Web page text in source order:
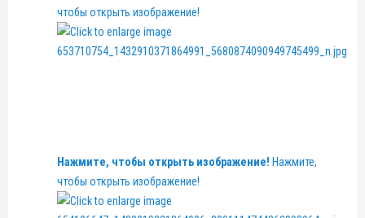
чтобы открыть изображение!
Нажмите, чтобы открыть изображение! Нажмите,
чтобы открыть изображение!